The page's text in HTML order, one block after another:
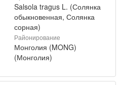
Salsola tragus L. (Солянка
обыкновенная, Солянка
сорная)
Районирование
Монголия (MONG)
(Монголия)